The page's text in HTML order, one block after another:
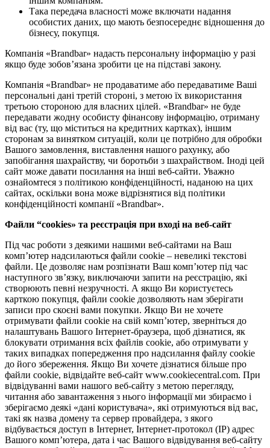
Така передача власності може включати надання
особистих даних, що мають безпосереднє відношення до
бізнесу, покупця.
Компанія «Brandbar» надасть персональну інформацію у разі
якщо буде зобов’язана зробити це на підставі закону.
Компанія «Brandbar» не продаватиме або передаватиме Ваші
персональні дані третій стороні, з метою їх використання
третьою стороною для власних цілей. «Brandbar» не буде
передавати жодну особисту фінансову інформацію, отриману
від вас (ту, що міститься на кредитних картках), іншим
сторонам за винятком ситуацій, коли це потрібно для обробки
Вашого замовлення, виставлення нашого рахунку, або
запобігання шахрайству, чи боротьби з шахрайством. Іноді цей
сайт може давати посилання на інші веб-сайти. Уважно
ознайомтеся з політикою конфіденційності, наданою на цих
сайтах, оскільки вона може відрізнятися від політики
конфіденційності компанії «Brandbar».
Файли “cookies» та реєстрація при вході на веб-сайт
Під час роботи з деякими нашими веб-сайтами на Ваш
комп’ютер надсилаються файли cookie – невеликі текстові
файли. Це дозволяє нам розпізнати Ваш комп’ютер під час
наступного зв’язку, виключаючи запити на реєстрацію, які
створюють певні незручності. А якщо Ви користуєтесь
карткою покупця, файли cookie дозволяють нам зберігати
записи про скоєні вами покупки. Якщо Ви не хочете
отримувати файли cookie на свій комп’ютер, зверніться до
налаштувань Вашого Інтернет-браузера, щоб дізнатися, як
блокувати отримання всіх файлів cookie, або отримувати у
таких випадках попередження про надсилання файлу cookie
до його збереження. Якщо Ви хочете дізнатися більше про
файли cookie, відвідайте веб-сайт www.cookiecentral.com. При
відвідуванні вами нашого веб-сайту з метою перегляду,
читання або завантаження з нього інформації ми збираємо і
зберігаємо деякі «дані користувача», які отримуються від вас,
такі як назва домену та сервер провайдера, з якого
відбувається доступ в Інтернет, Інтернет-протокол (IP) адрес
Вашого комп’ютера, дата і час Вашого відвідування веб-сайту